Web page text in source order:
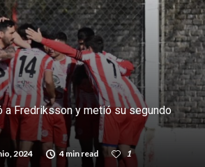
preventivas ante posibles lluvias intensas
plan de pavimentación con la licitación de cinco
a Fredriksson y metió su segundo
2024 4 min read 1